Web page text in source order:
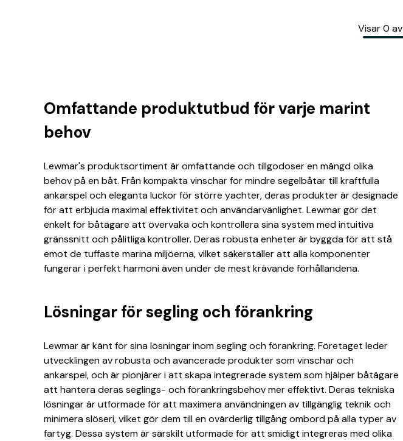
Visar 0 av
Omfattande produktutbud för varje marint
behov
Lewmar's produktsortiment är omfattande och tillgodoser en mängd olika
behov på en båt. Från kompakta vinschar för mindre segelbåtar till kraftfulla
ankarspel och eleganta luckor för större yachter, deras produkter är designade
för att erbjuda maximal effektivitet och användarvänlighet. Lewmar gör det
enkelt för båtägare att övervaka och kontrollera sina system med intuitiva
gränssnitt och pålitliga kontroller. Deras robusta enheter är byggda för att stå
emot de tuffaste marina miljöerna, vilket säkerställer att alla komponenter
fungerar i perfekt harmoni även under de mest krävande förhållandena.
Lösningar för segling och förankring
Lewmar är känt för sina lösningar inom segling och förankring. Företaget leder
utvecklingen av robusta och avancerade produkter som vinschar och
ankarspel, och är pionjärer i att skapa integrerade system som hjälper båtägare
att hantera deras seglings- och förankringsbehov mer effektivt. Deras tekniska
lösningar är utformade för att maximera användningen av tillgänglig teknik och
minimera slöseri, vilket gör dem till en ovärderlig tillgång ombord på alla typer av
fartyg. Dessa system är särskilt utformade för att smidigt integreras med olika